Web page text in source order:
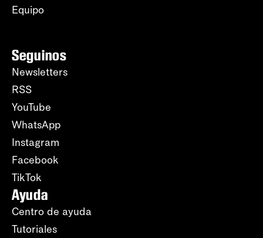
Equipo
Seguinos
Newsletters
RSS
YouTube
WhatsApp
Instagram
Facebook
TikTok
Ayuda
Centro de ayuda
Tutoriales